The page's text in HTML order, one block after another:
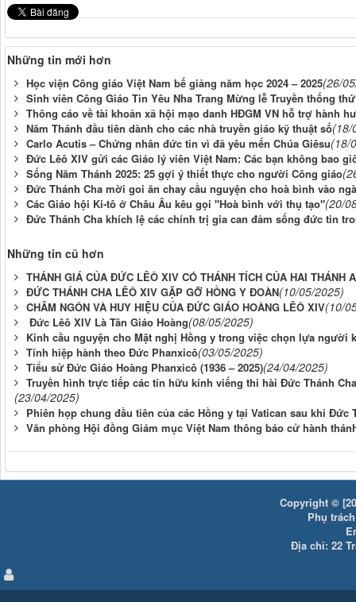
Những tin mới hơn
Học viện Công giáo Việt Nam bế giảng năm học 2024 – 2025(26/
Sinh viên Công Giáo Tin Yêu Nha Trang Mừng lễ Truyền thống
Thông cáo về tài khoản xã hội mạo danh HĐGM VN hỗ trợ hành
Năm Thánh đầu tiên dành cho các nhà truyền giáo kỹ thuật số(18/
Carlo Acutis – Chứng nhân đức tin vì đã yêu mến Chúa Giêsu(18/
Đức Lêô XIV gửi các Giáo lý viên Việt Nam: Các bạn không bao
Sống Năm Thánh 2025: 25 gợi ý thiết thực cho người Công giáo
Đức Thánh Cha mời goi ăn chay cầu nguyện cho hoà bình vào
Các Giáo hội Ki-tô ở Châu Âu kêu gọi "Hoà bình với thụ tạo"(20/
Đức Thánh Cha khích lệ các chính trị gia can đảm sống đức tin
Những tin cũ hơn
THÁNH GIÁ CỦA ĐỨC LÊÔ XIV CÓ THÁNH TÍCH CỦA HAI THÁNH
ĐỨC THÁNH CHA LÊÔ XIV GẶP GỠ HỒNG Y ĐOÀN(10/05/2025)
CHÂM NGÔN VÀ HUY HIỆU CỦA ĐỨC GIÁO HOÀNG LÊÔ XIV(10/
Đức Lêô XIV Là Tân Giáo Hoàng(08/05/2025)
Kinh cầu nguyện cho Mật nghị Hồng y trong việc chọn lựa người
Tính hiệp hành theo Đức Phanxicô(03/05/2025)
Tiểu sử Đức Giáo Hoàng Phanxicô (1936 – 2025)(24/04/2025)
Truyền hình trực tiếp các tín hữu kính viếng thi hài Đức Thánh
(23/04/2025)
Phiên họp chung đầu tiên của các Hồng y tại Vatican sau khi Đức
Văn phòng Hội đồng Giám mục Việt Nam thông báo cử hành
Copyright ©
Phụ
Địa chỉ: 22